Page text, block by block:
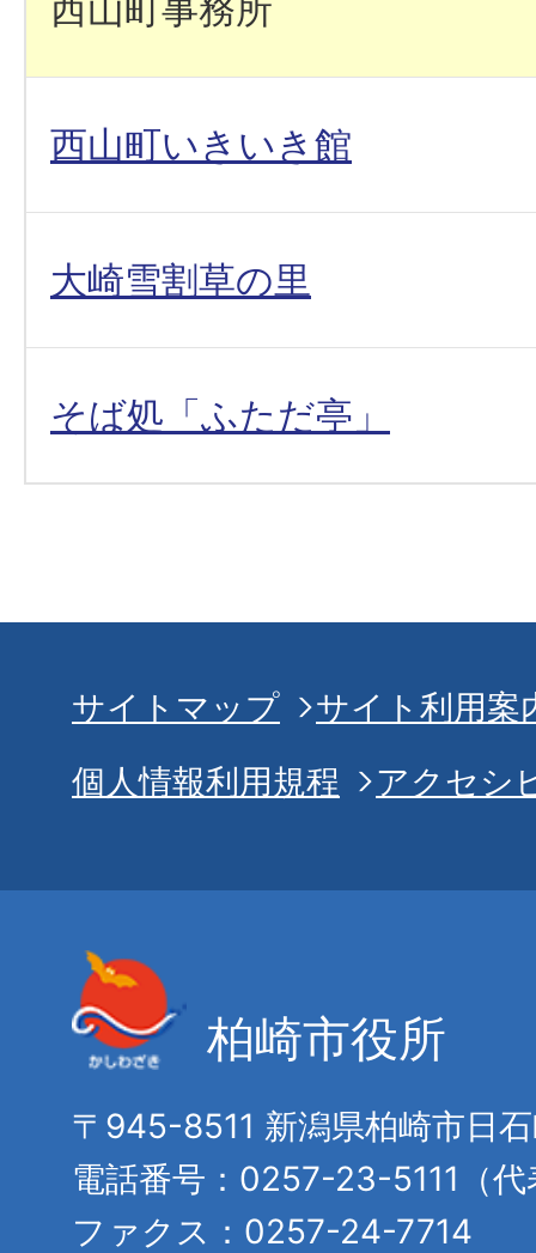
西山町いきいき館
大崎雪割草の里
そば処「ふただ亭」
サイトマップ
サイト利用案
個人情報利用規程
アクセシ
柏崎市役所
〒945-8511 新潟県柏崎市日
電話番号：0257-23-5111（代
ファクス：0257-24-7714